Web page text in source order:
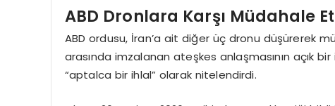
ABD Dronlara Karşı Müdahale
ABD ordusu, İran’a ait diğer üç dronu düşürerek
arasında imzalanan ateşkes anlaşmasının açık
“aptalca bir ihlal” olarak nitelendirdi.